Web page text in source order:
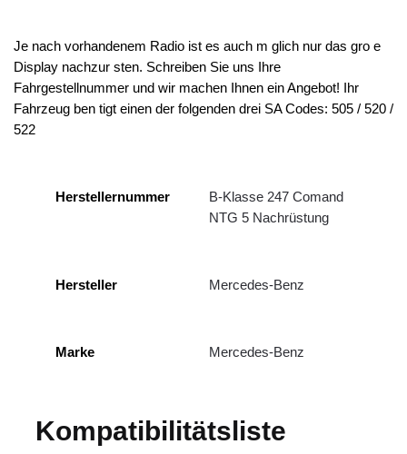
Je nach vorhandenem Radio ist es auch m glich nur das gro e
Display nachzur sten. Schreiben Sie uns Ihre
Fahrgestellnummer und wir machen Ihnen ein Angebot! Ihr
Fahrzeug ben tigt einen der folgenden drei SA Codes: 505 / 520 /
522
Herstellernummer
B-Klasse 247 Comand
NTG 5 Nachrüstung
Hersteller Mercedes-Benz
Marke Mercedes-Benz
Kompatibilitätsliste